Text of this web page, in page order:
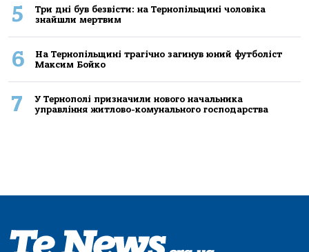
5
Три дні був безвісти: на Тернопільщині чоловіка
знайшли мертвим
6
На Тернопільщині трагічно загинув юний футболіст
Максим Бойко
7
У Тернополі призначили нового начальника
управління житлово-комунального господарства